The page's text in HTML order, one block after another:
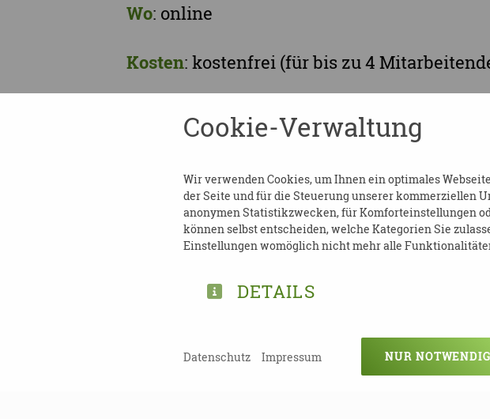
Wo: online
Kosten: kostenfrei (für bis zu 4
https://
schulung-maks-010-466/
Kontakt:
Jasmin Kunz (IKK-classic)
jasmin.kunz@ikk-classic.de
Cookie-Verwaltung
Wir verwenden Cookies, um Ihnen ein optimales
der Seite und für die Steuerung unserer kommerziellen
anonymen Statistikzwecken, für Komforteinstellungen
können selbst entscheiden, welche Kategorien Sie
Einstellungen womöglich nicht mehr alle
DETAILS
NUR
Datenschutz Impressum